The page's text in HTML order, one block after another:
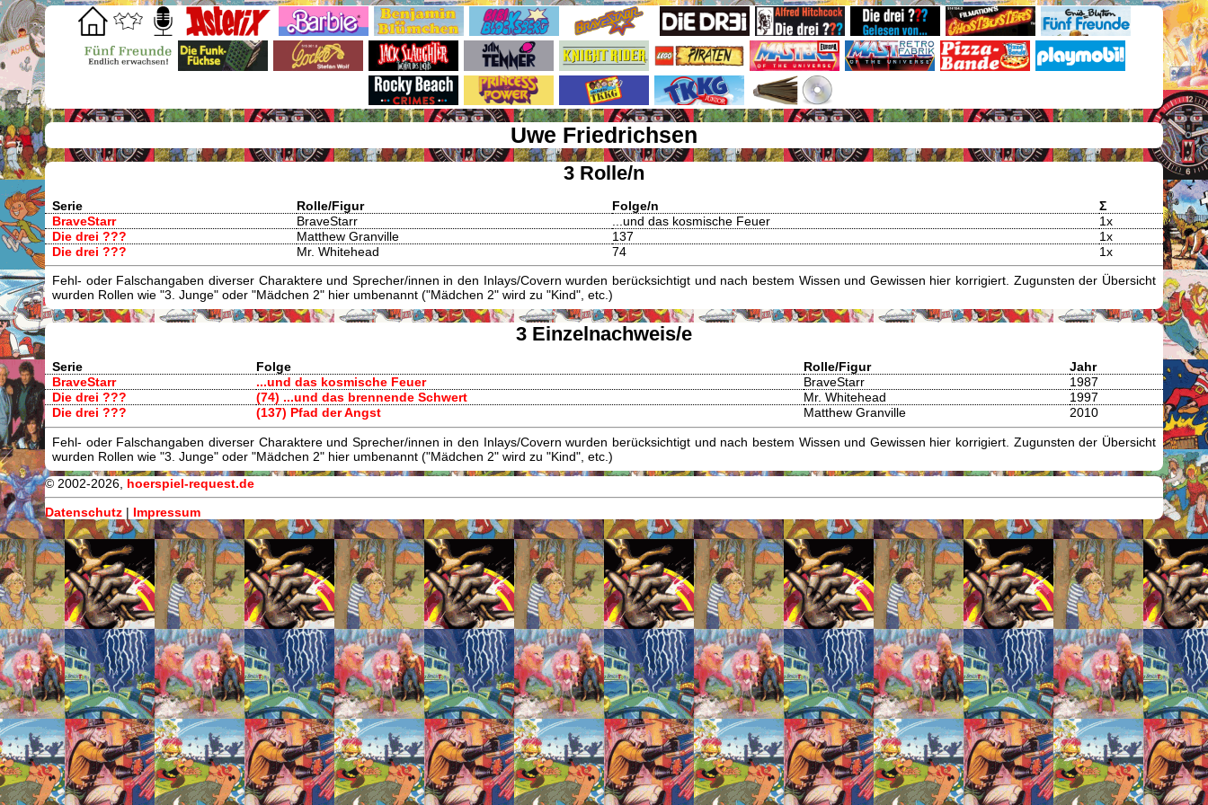
Uwe Friedrichsen
3 Rolle/n
Serie Rolle/Figur Folge/n
Σ
BraveStarr
BraveStarr ...und das kosmische Feuer
1x
Die drei ???
Matthew Granville 137
1x
Die drei ???
Mr. Whitehead 74 1x
Fehl- oder Falschangaben diverser Charaktere und Sprecher/innen in den Inlays/Covern wurden berücksichtigt und nach bestem Wissen und Gewissen hier korrigiert. Zugunsten der Übersicht
wurden Rollen wie "3. Junge" oder "Mädchen 2" hier umbenannt ("Mädchen 2" wird zu "Kind", etc.)
3 Einzelnachweis/e
Serie Folge Rolle/Figur
Jahr
BraveStarr
...und das kosmische Feuer BraveStarr
1987
Die drei ???
(74) ...und das brennende Schwert Mr. Whitehead
1997
Die drei ???
(137) Pfad der Angst Matthew Granville 2010
Fehl- oder Falschangaben diverser Charaktere und Sprecher/innen in den Inlays/Covern wurden berücksichtigt und nach bestem Wissen und Gewissen hier korrigiert. Zugunsten der Übersicht
wurden Rollen wie "3. Junge" oder "Mädchen 2" hier umbenannt ("Mädchen 2" wird zu "Kind", etc.)
© 2002-2026, hoerspiel-request.de
Datenschutz | Impressum